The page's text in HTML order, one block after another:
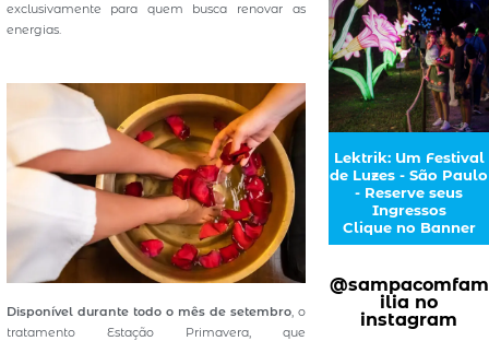
exclusivamente para quem busca renovar as
energias.
Disponível durante todo o mês de setembro, o
tratamento Estação Primavera, que
Lektrik: Um Festival
de Luzes - São Paulo
- Reserve seus
Ingressos
Clique no Banner
@sampacomfam
ilia no
instagram